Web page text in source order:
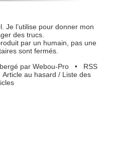
Je l’utilise pour donner mon
des trucs.
par un humain, pas une
sont fermés.
par Webou-Pro• RSS
Article au hasard / Liste des